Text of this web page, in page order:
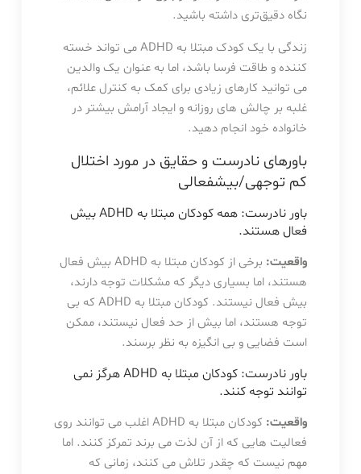
نگاه دقیق‌تری داشته باشید.
زندگی با یک کودک مبتلا به ADHD می تواند خسته
کننده و طاقت فرسا باشد، اما به عنوان یک والدین
می توانید کارهای زیادی برای کمک به کنترل علائم،
غلبه بر چالش های روزانه و ایجاد آرامش بیشتر در
خانواده خود انجام دهید.
باورهای نادرست و حقایق در مورد اختلال
کم توجهی/بیشفعالی
باور نادرست: همه کودکان مبتلا به ADHD بیش
فعال هستند.
واقعیت:
برخی از کودکان مبتلا به ADHD بیش فعال
هستند، اما بسیاری دیگر که مشکلات توجه دارند،
بیش فعال نیستند. کودکان مبتلا به ADHD که بی
توجه هستند، اما بیش از حد فعال نیستند، ممکن
است فضایی و بی انگیزه به نظر برسند.
باور نادرست: کودکان مبتلا به ADHD هرگز نمی
توانند توجه کنند.
واقعیت:
کودکان مبتلا به ADHD اغلب می توانند روی
فعالیت هایی که از آن لذت می برند تمرکز کنند. اما
مهم نیست که چقدر تلاش می کنند، زمانی که